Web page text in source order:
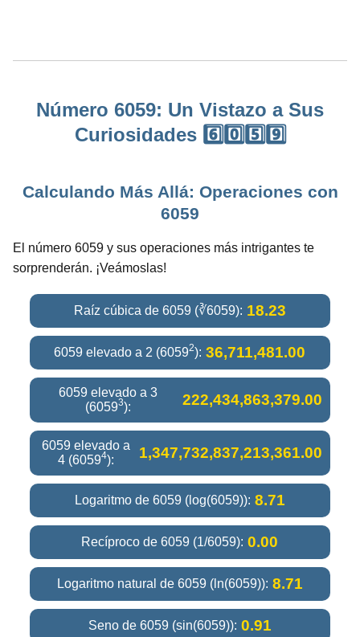
Número 6059: Un Vistazo a Sus
Curiosidades 6️⃣0️⃣5️⃣9️⃣
Calculando Más Allá: Operaciones con
6059
El número 6059 y sus operaciones más intrigantes te
sorprenderán. ¡Veámoslas!
Raíz cúbica de 6059 (∛6059): 18.23
6059 elevado a 2 (60592): 36,711,481.00
6059 elevado a 3
(60593): 222,434,863,379.00
6059 elevado a
4 (60594): 1,347,732,837,213,361.00
Logaritmo de 6059 (log(6059)): 8.71
Recíproco de 6059 (1/6059): 0.00
Logaritmo natural de 6059 (ln(6059)): 8.71
Seno de 6059 (sin(6059)): 0.91